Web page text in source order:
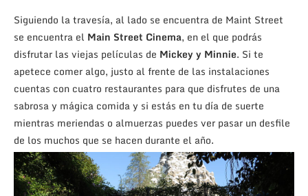
Siguiendo la travesía, al lado se encuentra de Maint Street
se encuentra el Main Street Cinema, en el que podrás
disfrutar las viejas películas de Mickey y Minnie. Si te
apetece comer algo, justo al frente de las instalaciones
cuentas con cuatro restaurantes para que disfrutes de una
sabrosa y mágica comida y si estás en tu día de suerte
mientras meriendas o almuerzas puedes ver pasar un desfile
de los muchos que se hacen durante el año.